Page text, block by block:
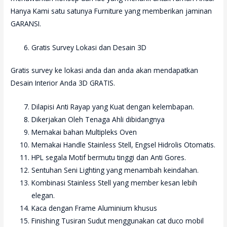
Hanya Kami satu satunya Furniture yang memberikan jaminan
GARANSI.
Gratis Survey Lokasi dan Desain 3D
Gratis survey ke lokasi anda dan anda akan mendapatkan
Desain Interior Anda 3D GRATIS.
Dilapisi Anti Rayap yang Kuat dengan kelembapan.
Dikerjakan Oleh Tenaga Ahli dibidangnya
Memakai bahan Multipleks Oven
Memakai Handle Stainless Stell, Engsel Hidrolis Otomatis.
HPL segala Motif bermutu tinggi dan Anti Gores.
Sentuhan Seni Lighting yang menambah keindahan.
Kombinasi Stainless Stell yang member kesan lebih
elegan.
Kaca dengan Frame Aluminium khusus
Finishing Tusiran Sudut menggunakan cat duco mobil